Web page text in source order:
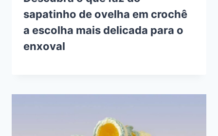
sapatinho de ovelha em crochê
a escolha mais delicada para o
enxoval